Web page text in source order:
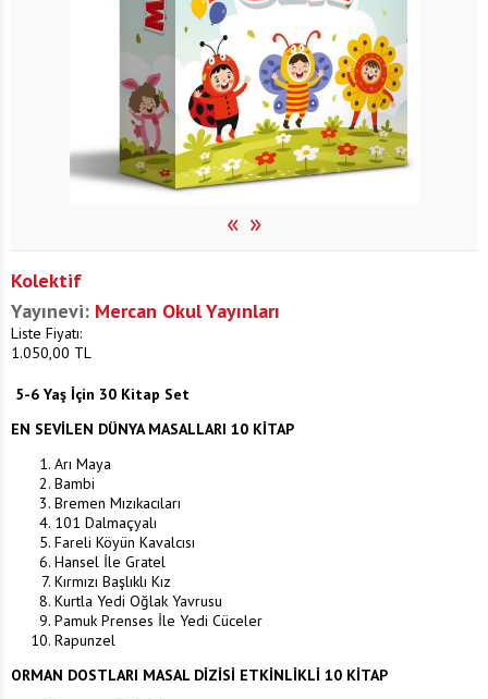
« »
Kolektif
Yayınevi: Mercan Okul Yayınları
Liste Fiyatı:
1.050,00 TL
5-6 Yaş İçin 30 Kitap Set
EN SEVİLEN DÜNYA MASALLARI 10 KİTAP
Arı Maya
Bambi
Bremen Mızıkacıları
101 Dalmaçyalı
Fareli Köyün Kavalcısı
Hansel İle Gratel
Kırmızı Başlıklı Kız
Kurtla Yedi Oğlak Yavrusu
Pamuk Prenses İle Yedi Cüceler
Rapunzel
ORMAN DOSTLARI MASAL DİZİSİ ETKİNLİKLİ 10 KİTAP